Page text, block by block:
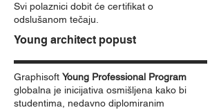
Svi polaznici dobit će certifikat o
odslušanom tečaju.
Young architect popust
Graphisoft Young Professional Program
globalna je inicijativa osmišljena kako bi
studentima, nedavno diplomiranim